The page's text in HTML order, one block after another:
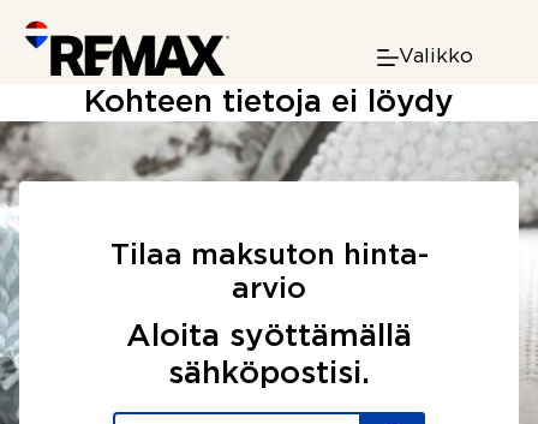
content
Valikko
Kohteen tietoja ei löydy
Tilaa maksuton hinta-
arvio
Aloita syöttämällä
sähköpostisi.